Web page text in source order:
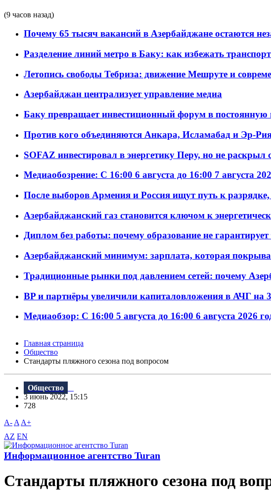
(9 часов назад)
Почему 65 тысяч вакансий в Азербайджане остаются
Разделение линий метро в Баку: как избежать
Летопись свободы Тебриза: движение Мешруте и
Азербайджан централизует управление медиа
Баку превращает инвестиционный форум в
Против кого объединяются Анкара, Исламабад и Эр-
SOFAZ инвестировал в энергетику Перу, но не раскрыл
Медиаобозрение: С 16:00 6 августа до 16:00 7 августа
После выборов Армения и Россия ищут путь к
Азербайджанский газ становится ключом к
Диплом без работы: почему образование не
Азербайджанский минимум: зарплата, которая
Традиционные рынки под давлением сетей: почему
BP и партнёры увеличили капиталовложения в АЧГ на
Медиаобзор: С 16:00 5 августа до 16:00 6 августа 2026
Главная страница
Общество
Стандарты пляжного сезона под вопросом
Общество
3 июнь 2022, 15:15
728
A- A A+
AZ EN
Информационное агентство Turan
Стандарты пляжного сезона под